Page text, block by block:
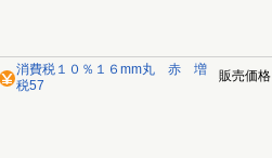
消費税１０％１６mm丸 赤 増
税57
販売価格